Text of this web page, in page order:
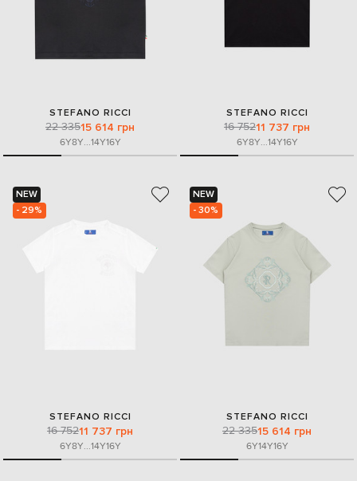
STEFANO RICCI
22 33515 614 грн
6Y8Y...14Y16Y
STEFANO RICCI
16 75211 737 грн
6Y8Y...14Y16Y
NEW
- 29%
STEFANO RICCI
16 75211 737 грн
6Y8Y...14Y16Y
NEW
- 30%
STEFANO RICCI
22 33515 614 грн
6Y14Y16Y